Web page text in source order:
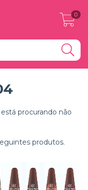
0
procurando não
produtos.